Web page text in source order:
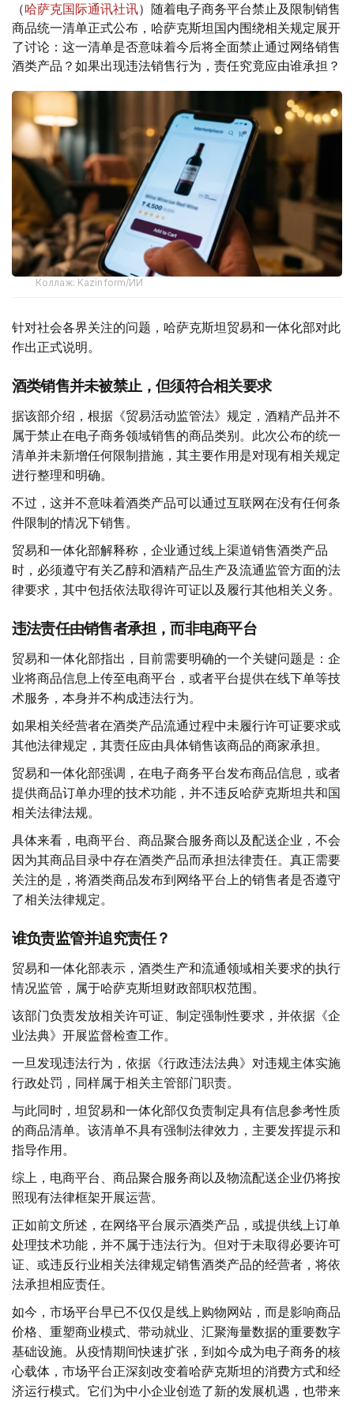
（哈萨克国际通讯社讯）随着电子商务平台禁止及限制销售
商品统一清单正式公布，哈萨克斯坦国内围绕相关规定展开
了讨论：这一清单是否意味着今后将全面禁止通过网络销售
酒类产品？如果出现违法销售行为，责任究竟应由谁承担？
Коллаж: Kazinform/ИИ
针对社会各界关注的问题，哈萨克斯坦贸易和一体化部对此
作出正式说明。
酒类销售并未被禁止，但须符合相关要求
据该部介绍，根据《贸易活动监管法》规定，酒精产品并不
属于禁止在电子商务领域销售的商品类别。此次公布的统一
清单并未新增任何限制措施，其主要作用是对现有相关规定
进行整理和明确。
不过，这并不意味着酒类产品可以通过互联网在没有任何条
件限制的情况下销售。
贸易和一体化部解释称，企业通过线上渠道销售酒类产品
时，必须遵守有关乙醇和酒精产品生产及流通监管方面的法
律要求，其中包括依法取得许可证以及履行其他相关义务。
违法责任由销售者承担，而非电商平台
贸易和一体化部指出，目前需要明确的一个关键问题是：企
业将商品信息上传至电商平台，或者平台提供在线下单等技
术服务，本身并不构成违法行为。
如果相关经营者在酒类产品流通过程中未履行许可证要求或
其他法律规定，其责任应由具体销售该商品的商家承担。
贸易和一体化部强调，在电子商务平台发布商品信息，或者
提供商品订单办理的技术功能，并不违反哈萨克斯坦共和国
相关法律法规。
具体来看，电商平台、商品聚合服务商以及配送企业，不会
因为其商品目录中存在酒类产品而承担法律责任。真正需要
关注的是，将酒类商品发布到网络平台上的销售者是否遵守
了相关法律规定。
谁负责监管并追究责任？
贸易和一体化部表示，酒类生产和流通领域相关要求的执行
情况监管，属于哈萨克斯坦财政部职权范围。
该部门负责发放相关许可证、制定强制性要求，并依据《企
业法典》开展监督检查工作。
一旦发现违法行为，依据《行政违法法典》对违规主体实施
行政处罚，同样属于相关主管部门职责。
与此同时，坦贸易和一体化部仅负责制定具有信息参考性质
的商品清单。该清单不具有强制法律效力，主要发挥提示和
指导作用。
综上，电商平台、商品聚合服务商以及物流配送企业仍将按
照现有法律框架开展运营。
正如前文所述，在网络平台展示酒类产品，或提供线上订单
处理技术功能，并不属于违法行为。但对于未取得必要许可
证、或违反行业相关法律规定销售酒类产品的经营者，将依
法承担相应责任。
如今，市场平台早已不仅仅是线上购物网站，而是影响商品
价格、重塑商业模式、带动就业、汇聚海量数据的重要数字
基础设施。从疫情期间快速扩张，到如今成为电子商务的核
心载体，市场平台正深刻改变着哈萨克斯坦的消费方式和经
济运行模式。它们为中小企业创造了新的发展机遇，也带来